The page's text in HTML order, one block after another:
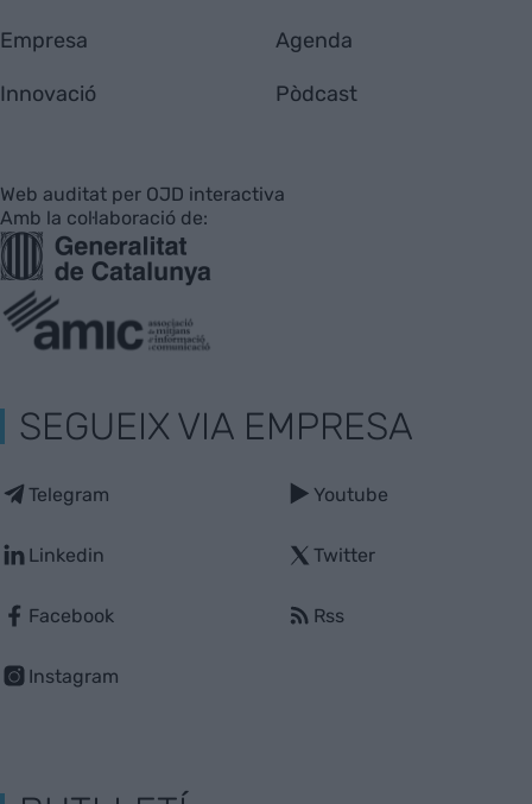
Empresa
Innovació
Agenda
Pòdcast
Web auditat per OJD interactiva
Amb la col·laboració de:
SEGUEIX VIA EMPRESA
Telegram
Linkedin
Facebook
Instagram
Youtube
Twitter
Rss